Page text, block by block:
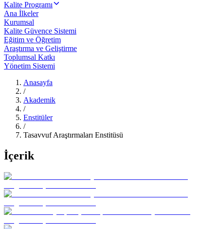
Kalite Programı
Ana İlkeler
Kurumsal
Kalite Güvence Sistemi
Eğitim ve Öğretim
Araştırma ve Geliştirme
Toplumsal Katkı
Yönetim Sistemi
Anasayfa
/
Akademik
/
Enstitüler
/
Tasavvuf Araştırmaları Enstitüsü
İçerik